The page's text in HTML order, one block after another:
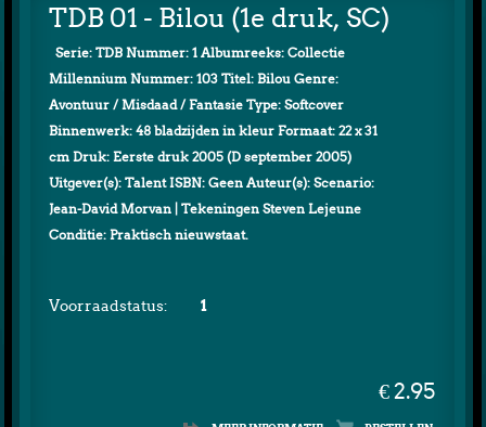
TDB 01 - Bilou (1e druk, SC)
€ 2.95
Serie: TDB Nummer: 1 Albumreeks: Collectie
Millennium Nummer: 103 Titel: Bilou Genre:
Avontuur / Misdaad / Fantasie Type: Softcover
Binnenwerk: 48 bladzijden in kleur Formaat: 22 x 31
cm Druk: Eerste druk 2005 (D september 2005)
Uitgever(s): Talent ISBN: Geen Auteur(s): Scenario:
Jean-David Morvan | Tekeningen Steven Lejeune
Conditie: Praktisch nieuwstaat.
Voorraadstatus: 1